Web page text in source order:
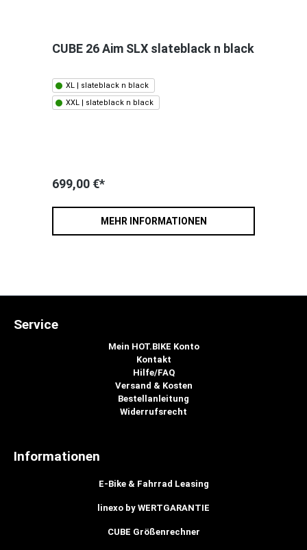
CUBE 26 Aim SLX slateblack n black
XL | slateblack n black
XXL | slateblack n black
699,00 €*
MEHR INFORMATIONEN
Service
Mein HOT.BIKE Konto
Kontakt
Hilfe/FAQ
Versand & Kosten
Bestellanleitung
Widerrufsrecht
Informationen
E-Bike & Fahrrad Leasing
linexo by WERTGARANTIE
CUBE Größenrechner